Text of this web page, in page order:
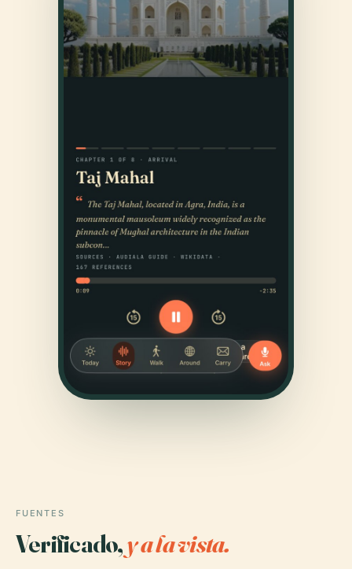
FUENTES
Verificado,y a la vista.